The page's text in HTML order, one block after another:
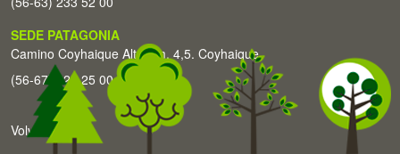
SEDE PATAGONIA
Camino Coyhaique Alto Km. 4,5. Coyhaique
(56-67) 226 25 00
Volver arriba